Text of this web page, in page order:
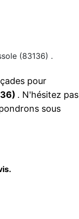
(83136) .
pour
. N'hésitez pas
sous